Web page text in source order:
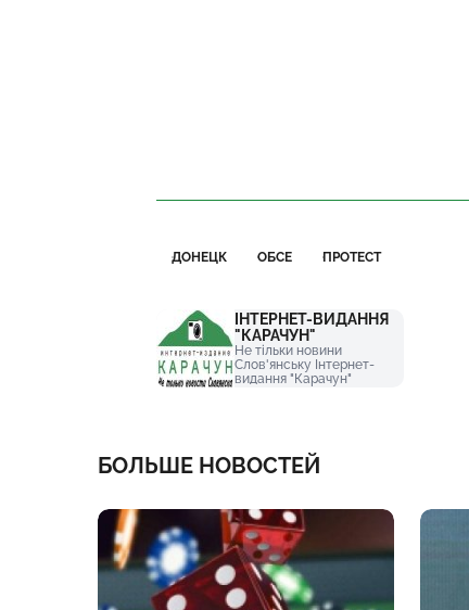
ДОНЕЦК ОБСЕ ПРОТЕСТ
ІНТЕРНЕТ-ВИДАННЯ
"КАРАЧУН"
Не тільки новини
Слов'янську Інтернет-
видання "Карачун"
БОЛЬШЕ НОВОСТЕЙ